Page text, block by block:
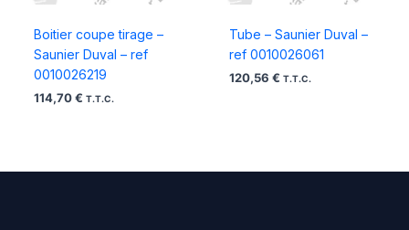
Boitier coupe tirage –
Saunier Duval – ref
0010026219
114,70 € T.T.C.
Tube – Saunier Duval –
ref 0010026061
120,56 € T.T.C.